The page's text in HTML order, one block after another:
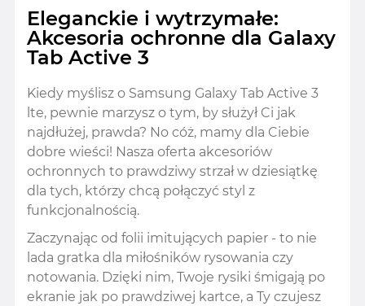
Eleganckie i wytrzymałe:
Akcesoria ochronne dla Galaxy
Tab Active 3
Kiedy myślisz o Samsung Galaxy Tab Active 3
lte, pewnie marzysz o tym, by służył Ci jak
najdłużej, prawda? No cóż, mamy dla Ciebie
dobre wieści! Nasza oferta akcesoriów
ochronnych to prawdziwy strzał w dziesiątkę
dla tych, którzy chcą połączyć styl z
funkcjonalnością.
Zaczynając od folii imitujących papier - to nie
lada gratka dla miłośników rysowania czy
notowania. Dzięki nim, Twoje rysiki śmigają po
ekranie jak po prawdziwej kartce, a Ty czujesz